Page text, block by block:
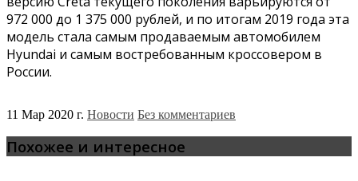
972 000 до 1 375 000 рублей, и по итогам 2019 года эта
модель стала самым продаваемым автомобилем
Hyundai и самым востребованным кроссовером в
России.
11 Мар 2020 г. Новости Без комментариев
Похожее и интересное